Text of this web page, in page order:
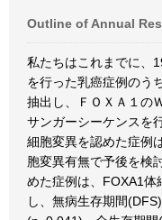
Outline of Annual
私たちはこれまでに、
を行った乳癌症例のう
抽出し、ＦＯＸＡ１の
サンガーシーケンスを
細胞変異を認めた症例
胞変異有無で予後を検
めた症例は、FOXA1体
し、無病生存期間